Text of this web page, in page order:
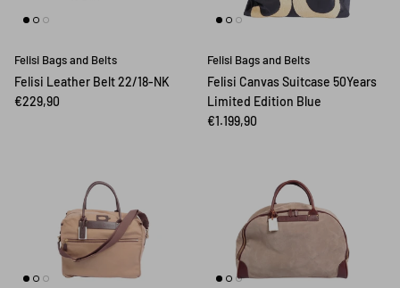
Felisi Bags and Belts
Felisi Leather Belt 22/18-NK
€229,90
Felisi Bags and Belts
Felisi Canvas Suitcase 50Years
Limited Edition Blue
€1.199,90